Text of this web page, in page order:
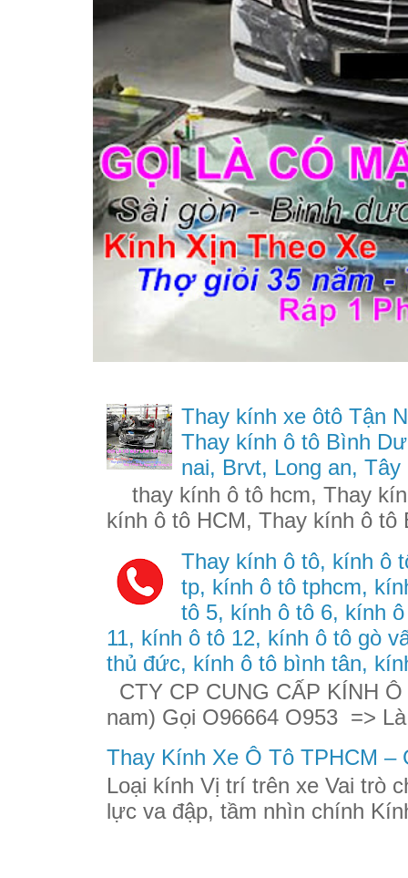
Thay kính xe ôtô Tận
Thay kính ô tô Bình
nai, Brvt, Long an,
thay kính ô tô hcm, Thay
kính ô tô HCM, Thay kính ô
Thay kính ô tô, kính ô
tp, kính ô tô tphcm,
tô 5, kính ô tô 6, kính
11, kính ô tô 12, kính ô tô gò
thủ đức, kính ô tô bình tân,
CTY CP CUNG CẤP KÍNH
nam) Gọi O96664 O953 =>
Thay Kính Xe Ô Tô TPHCM –
Loại kính Vị trí trên xe Vai trò
lực va đập, tầm nhìn chính